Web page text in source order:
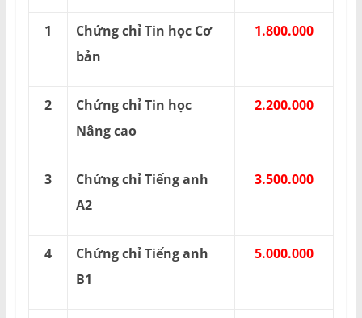
1
Chứng chỉ Tin học Cơ
bản
1.800.000
2
Chứng chỉ Tin học
Nâng cao
2.200.000
3
Chứng chỉ Tiếng anh
A2
3.500.000
4
Chứng chỉ Tiếng anh
B1
5.000.000